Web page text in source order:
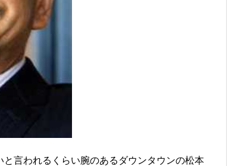
言われるくらい腕のあるダウンタウンの松本